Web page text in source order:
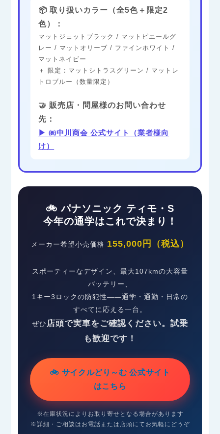
📦 取り扱いカラー（全5色＋限定2
色）：
マットジェットブラック / マットピエールグ
レー / マットオリーブ / ファインホワイト /
マットネイビー
＋ 限定：マットシトラスグリーン / マットレ
トロブルー（数量限定）
🤝 販売店・問屋様のお問い合わせ
先：
▶ ㈱中川商会 公式サイト（業者様向
け）
🚲 パナソニック ティモ・S
今年の通学はこれで決まり！
メーカー希望小売価格 155,000円（税込）
スポーティーなデザイン、最大107kmの大容量
バッテリー、
1キー3ロックの防犯性——通学・通勤・日常の
すべてに応える一台。
ぜひ店頭で実車をご確認ください。試乗
も歓迎です！
🚲 サイクルどり～む 公式サイト
はこちら
※在庫状況によりお取り寄せとなる場合があります
※詳細・ご相談はお電話または店頭にてお気軽にどうぞ